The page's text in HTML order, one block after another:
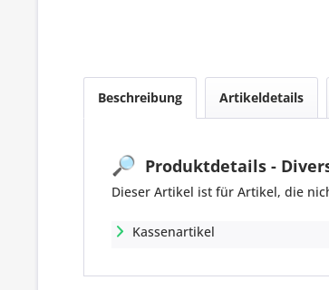
Beschreibung Artikeldetails
🔎 Produktdetails -
Dieser Artikel ist für Artikel, die
Kassenartikel